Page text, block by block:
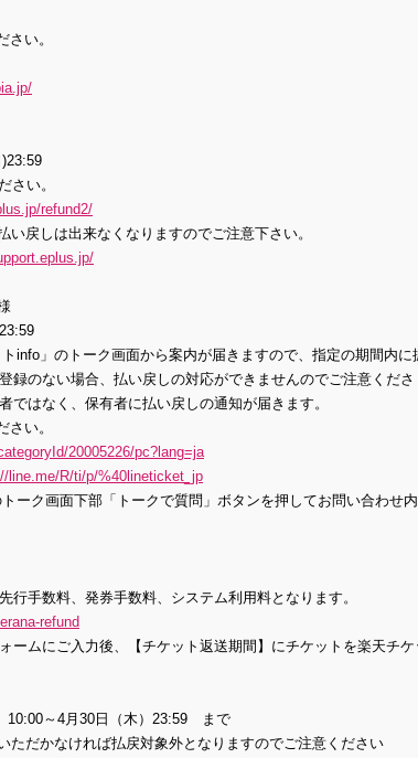
い。
さい。
refund2/
戻しは出来なくなりますのでご注意下さい。
info」のトーク画面から案内が届きますので、指定の期間内に
録のない場合、払い戻しの対応ができませんのでご注意くださ
ではなく、保有者に払い戻しの通知が届きます。
い。
20005226/pc?lang=ja
line.me/R/ti/p/%40lineticket_jp
ーク画面下部「トークで質問」ボタンを押してお問い合わせ
手数料、発券手数料、システム利用料となります。
refund
ームにご入力後、【チケット返送期間】にチケットを楽天チケ
10:00～4月30日（木）23:59 まで
ただかなければ払戻対象外となりますのでご注意ください